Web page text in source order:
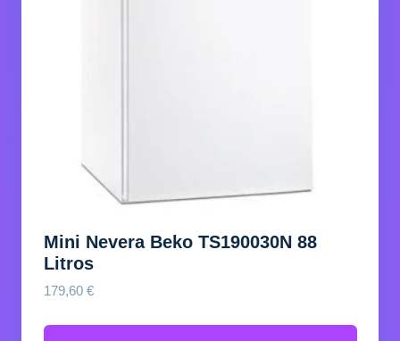
Mini Nevera Beko TS190030N 88
Litros
179,60 €